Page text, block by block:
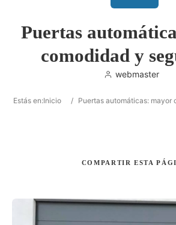
Puertas
comodidad y
webmaster
Estás en:Inicio / Puertas automáticas: mayor
COMPARTIR ESTA